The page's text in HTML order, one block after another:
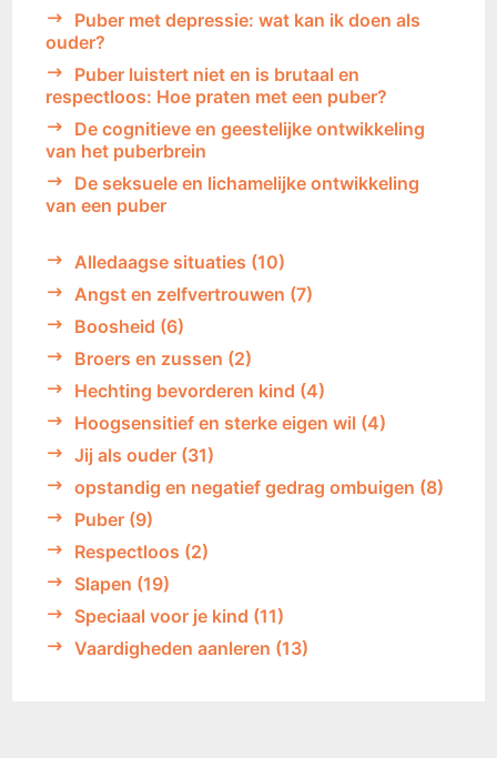
Puber met depressie: wat kan ik doen als
ouder?
Puber luistert niet en is brutaal en
respectloos: Hoe praten met een puber?
De cognitieve en geestelijke ontwikkeling
van het puberbrein
De seksuele en lichamelijke ontwikkeling
van een puber
Alledaagse situaties (10)
Angst en zelfvertrouwen (7)
Boosheid (6)
Broers en zussen (2)
Hechting bevorderen kind (4)
Hoogsensitief en sterke eigen wil (4)
Jij als ouder (31)
opstandig en negatief gedrag ombuigen (8)
Puber (9)
Respectloos (2)
Slapen (19)
Speciaal voor je kind (11)
Vaardigheden aanleren (13)